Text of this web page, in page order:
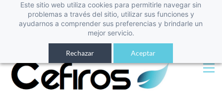
Este sitio web utiliza cookies para permitirle navegar sin
problemas a través del sitio, utilizar sus funciones y
ayudarnos a comprender sus preferencias y brindarle un
mejor servicio.
Rechazar Aceptar
Iniciar sesión Registro